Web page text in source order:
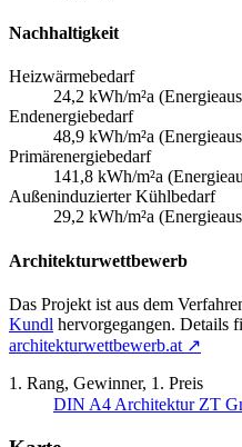
Nachhaltigkeit
Heizwärmebedarf
24,2 kWh/m²a
Endenergiebedarf
48,9 kWh/m²a
Primärenergiebedarf
141,8 kWh/m²a
Außeninduzierter Kühlbedarf
29,2 kWh/m²a
Architekturwettbewerb
Das Projekt ist aus dem
Kundl hervorgegangen. Details
architekturwettbewerb.at ↗
1. Rang, Gewinner, 1. Preis
DIN A4 Architektur ZT